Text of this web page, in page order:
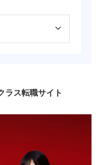
ラス転職サイト